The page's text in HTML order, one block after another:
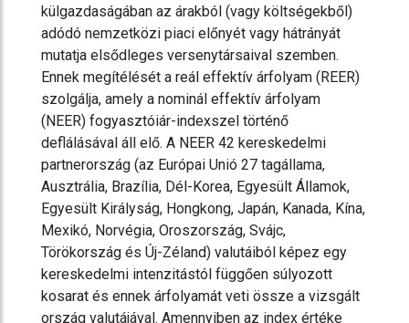
külgazdaságában az árakból (vagy költségekből)
adódó nemzetközi piaci előnyét vagy hátrányát
mutatja elsődleges versenytársaival szemben.
Ennek megítélését a reál effektív árfolyam (REER)
szolgálja, amely a nominál effektív árfolyam
(NEER) fogyasztóiár-indexszel történő
deflálásával áll elő. A NEER 42 kereskedelmi
partnerország (az Európai Unió 27 tagállama,
Ausztrália, Brazília, Dél-Korea, Egyesült Államok,
Egyesült Királyság, Hongkong, Japán, Kanada, Kína,
Mexikó, Norvégia, Oroszország, Svájc,
Törökország és Új-Zéland) valutáiból képez egy
kereskedelmi intenzitástól függően súlyozott
kosarat és ennek árfolyamát veti össze a vizsgált
ország valutájával. Amennyiben az index értéke